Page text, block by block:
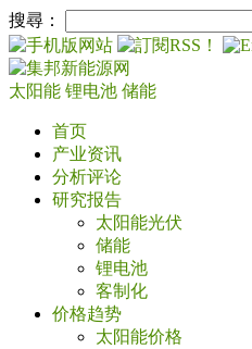
搜尋：
太阳能 锂电池 储能
首页
产业资讯
分析评论
研究报告
太阳能光伏
储能
锂电池
客制化
价格趋势
太阳能价格